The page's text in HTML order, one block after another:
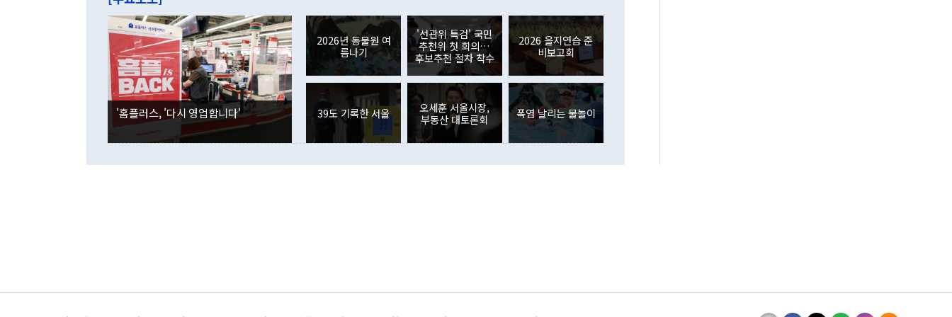
이 9월 러시아 블라디보스토크에서 열리는 '동방경제포럼(EEF)'을 언급하
며 "정부 차원에서 (참석을) 검토하고 있다"고 발언한 데 대해서도 조 장관
은 "그것은 외교부의 몫"이라며 "아직 거기까지 진도가 나가지 않았다"고
잘랐다. 정 장관이 이날 소개한 대북 구상과 설명은 정부 내 조율을 거치지
않았다는 점에서 문제가 있다. 특히 주적 표현 대체와 국호 사용, 9·19 군
사합의 복원, 4자회담 추진 등은 통일부 장관이 결정할 사안이 아니어서 월
권이라는 지적이 나오고 있다. 이 대통령은 정 장관의 업무보고를 듣고 난
뒤 "여기 업무보고에 발표했다고 승인난 건 아니다"라고 재차 확인했다. 정
부의 한 소식통은 "정 장관의 발언 내용은 대부분 국가안전보장회의(NSC)
를 거쳐 결정된 사안이 아닌 정 장관의 개인적 생각에 가깝다"며 "안보 관
련 부처 장관이 정부의 공식 정책이 아닌 사안을 추진하겠다고 업무보고를
하고 대통령의 면전에서 '국군통수권자가 나서야 한다'고 주장한 것은 심각
이나 미국은 북한에 선비핵화를 공식적으로 요구한 적이 없기 때문이다. 지
였던 올해 3월(369억9000만달러)을 넘어선 것이다. 직접투자에서는 내국
인의 해외투자가 80억1000만달러, 외국인의 국내투자가 46억3000만달러
각각 증가했다. 증권투자에서는 외국인의 국내 주식 매도세가 이어졌다. 외
국인의 국내 주식 투자는 차익실현 매도 등의 영향으로 316억1000만달러
감소하며 전월(-310억5000만달러)에 이어 역대 최대 순매도 기록을 다시
경신했다. 외국인의 국내 채권투자는 세계국채지수(WGBI) 자금 유입에도
분기 말 만기도래 영향으로 증가 폭이 줄어든 52억9000만달러를 기록했
다. 내국인의 해외 증권투자는 주식을 중심으로 35억6000만달러 증가했
다. eoyn2@newspim.com
'홈플러스, '다시 영업합니다'
2026년 동물원 여
름나기
'선관위 특검' 국민
추천위 첫 회의…
후보추천 절차 착수
2026 을지연습 준
비보고회
39도 기록한 서울
오세훈 서울시장,
부동산 대토론회
폭염 날리는 물놀이